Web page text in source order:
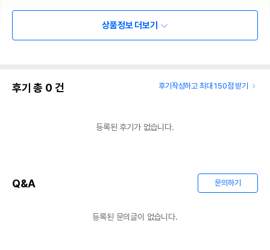
상품정보 더보기
후기 총 0 건 후기작성하고 최대 150점 받기
등록된 후기가 없습니다.
Q&A 문의하기
등록된 문의글이 없습니다.